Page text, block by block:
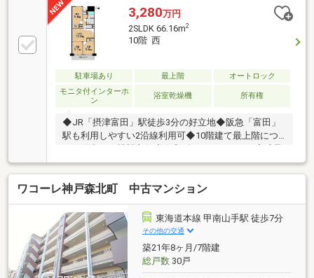
3,280万円
2SLDK 66.16m2
10階 西
駐車場あり 最上階
オートロック
モニタ付インターホ
ン
浴室乾燥機 所有権
◆JR「摂津富田」駅徒歩3分の好立地◆阪急「富田」
駅も利用しやすい2沿線利用可◆10階建て最上階につ
き、陽当り・眺望良好◆令和8年2月リフォーム完成予
定のきれいなお部屋
ワコーレ神戸森北町 中古マンション
東海道本線 甲南山手駅 徒歩7分
その他の交通
築21年8ヶ月/7階建
総戸数30戸